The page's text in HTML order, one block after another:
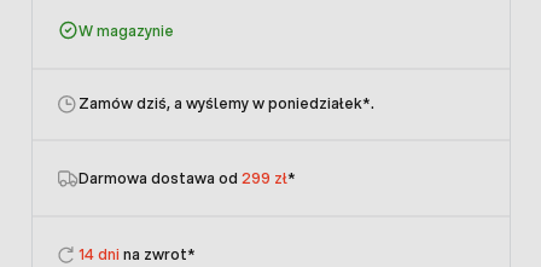
dla drobiu,
dla
W magazynie
Zamów dziś, a wyślemy w poniedziałek*.
Darmowa dostawa od 299 zł*
14 dni na zwrot*